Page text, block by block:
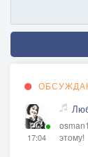
17:04
этому!